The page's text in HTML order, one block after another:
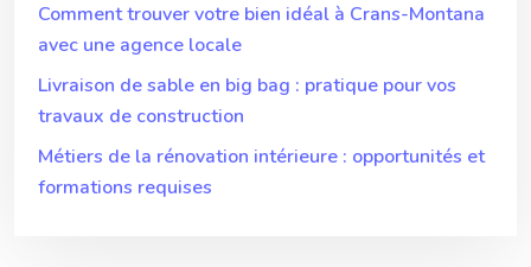
Comment trouver votre bien idéal à Crans-Montana
avec une agence locale
Livraison de sable en big bag : pratique pour vos
travaux de construction
Métiers de la rénovation intérieure : opportunités et
formations requises